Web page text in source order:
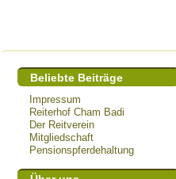
Beliebte Beiträge
Impressum
Reiterhof Cham Badi
Der Reitverein
Mitgliedschaft
Pensionspferdehaltung